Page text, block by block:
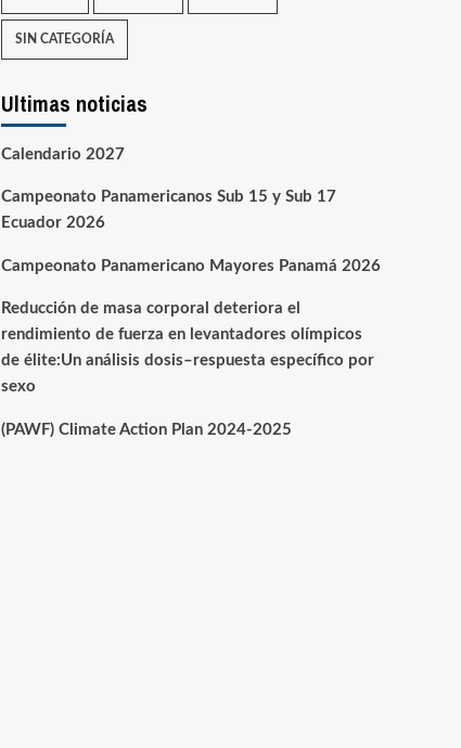
SIN CATEGORÍA
Ultimas noticias
Calendario 2027
Campeonato Panamericanos Sub 15 y Sub 17
Ecuador 2026
Campeonato Panamericano Mayores Panamá 2026
Reducción de masa corporal deteriora el
rendimiento de fuerza en levantadores olímpicos
de élite:Un análisis dosis–respuesta específico por
sexo
(PAWF) Climate Action Plan 2024-2025